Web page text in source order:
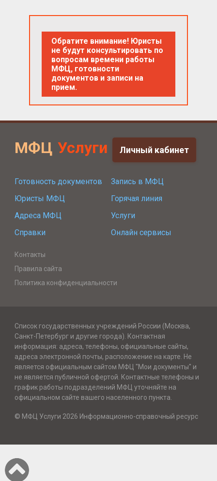
Обратите внимание! Юристы
не будут консультировать по
вопросам времени работы
МФЦ, готовности
документов и записи на
прием.
МФЦ Услуги Личный кабинет
Готовность документов
Запись в МФЦ
Юристы МФЦ
Горячая линия
Адреса МФЦ
Услуги
Справки
Онлайн сервисы
Контакты
Правила сайта
Политика конфиденциальности
Список государственных учреждений России (Москва,
Санкт-Петербург и другие города). Контактная
информация: адреса, телефоны, официальные сайты,
адреса электронной почты, расположение на карте. Не
является официальным сайтом МФЦ "Мои документы" и
не является публичной офертой. Контактные телефоны и
график работы подразделений МФЦ уточняйте на
официальном сайте вашего населенного пункта.
© МФЦ Услуги 2026 Информационно-справочный ресурс